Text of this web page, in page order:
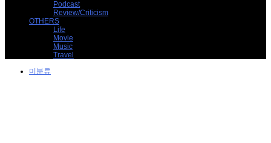
Podcast
Review/Criticism
OTHERS
Life
Movie
Music
Travel
미분류